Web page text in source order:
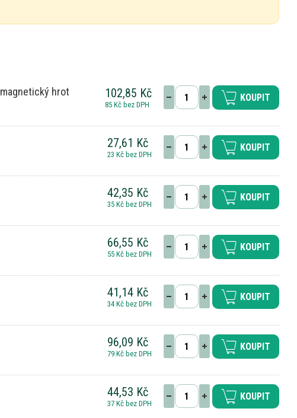
hrot 102,85 Kč
85 Kč bez DPH
KOUPIT
27,61 Kč
23 Kč bez DPH
KOUPIT
42,35 Kč
35 Kč bez DPH
KOUPIT
66,55 Kč
55 Kč bez DPH
KOUPIT
41,14 Kč
34 Kč bez DPH
KOUPIT
96,09 Kč
79 Kč bez DPH
KOUPIT
44,53 Kč
37 Kč bez DPH
KOUPIT